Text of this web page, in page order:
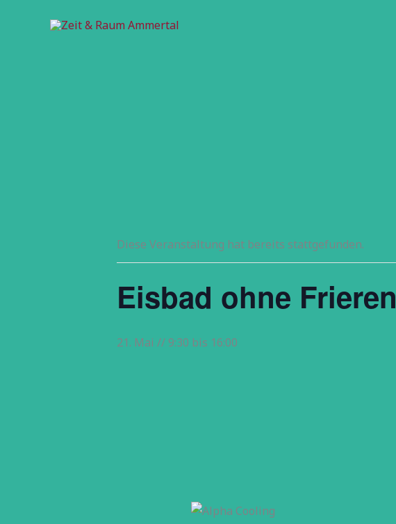
Diese Veranstaltung hat bereits stattgefunden.
Eisbad ohne Frieren
21. Mai // 9:30 bis 16:00